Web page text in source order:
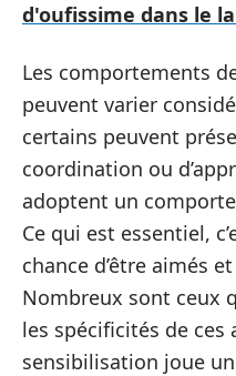
d'oufissime dans le
Les comportements
peuvent varier
certains peuvent
coordination ou
adoptent un
Ce qui est essentiel,
chance d’être aimés
Nombreux sont ceux
les spécificités de ces
sensibilisation joue